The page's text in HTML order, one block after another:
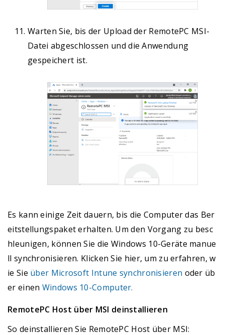
Warten Sie, bis der Upload der RemotePC MSI-
Datei abgeschlossen und die Anwendung
gespeichert ist.
Es kann einige Zeit dauern, bis die Computer das Ber
eitstellungspaket erhalten. Um den Vorgang zu besc
hleunigen, können Sie die Windows 10-Geräte manue
ll synchronisieren. Klicken Sie hier, um zu erfahren, w
ie Sie über Microsoft Intune synchronisieren oder üb
er einen Windows 10-Computer.
RemotePC Host über MSI deinstallieren
So deinstallieren Sie RemotePC Host über MSI: